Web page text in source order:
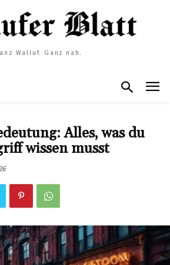
Walluf. Ganz nah.
Alles, was du
wissen musst